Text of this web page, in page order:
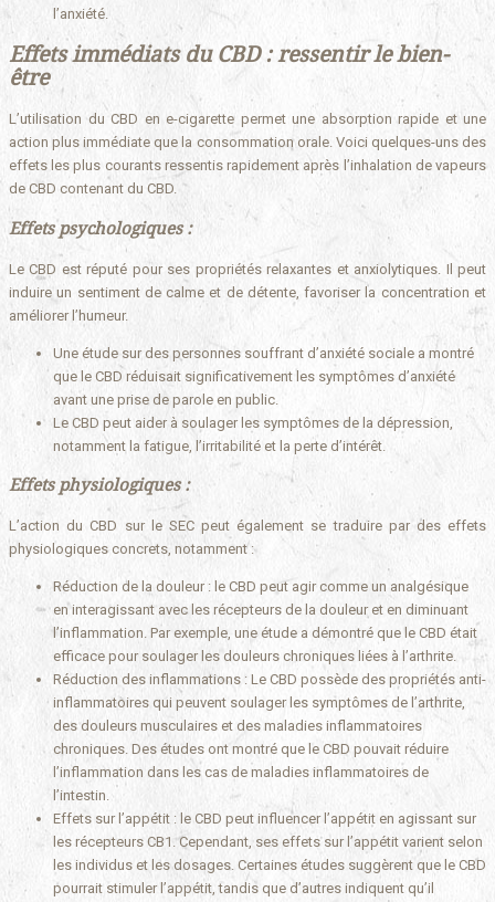
l’anxiété.
Effets immédiats du CBD : ressentir le bien-
être
L’utilisation du CBD en e-cigarette permet une absorption rapide et une
action plus immédiate que la consommation orale. Voici quelques-uns des
effets les plus courants ressentis rapidement après l’inhalation de vapeurs
de CBD contenant du CBD.
Effets psychologiques :
Le CBD est réputé pour ses propriétés relaxantes et anxiolytiques. Il peut
induire un sentiment de calme et de détente, favoriser la concentration et
améliorer l’humeur.
Une étude sur des personnes souffrant d’anxiété sociale a montré
que le CBD réduisait significativement les symptômes d’anxiété
avant une prise de parole en public.
Le CBD peut aider à soulager les symptômes de la dépression,
notamment la fatigue, l’irritabilité et la perte d’intérêt.
Effets physiologiques :
L’action du CBD sur le SEC peut également se traduire par des effets
physiologiques concrets, notamment :
Réduction de la douleur : le CBD peut agir comme un analgésique
en interagissant avec les récepteurs de la douleur et en diminuant
l’inflammation. Par exemple, une étude a démontré que le CBD était
efficace pour soulager les douleurs chroniques liées à l’arthrite.
Réduction des inflammations : Le CBD possède des propriétés anti-
inflammatoires qui peuvent soulager les symptômes de l’arthrite,
des douleurs musculaires et des maladies inflammatoires
chroniques. Des études ont montré que le CBD pouvait réduire
l’inflammation dans les cas de maladies inflammatoires de
l’intestin.
Effets sur l’appétit : le CBD peut influencer l’appétit en agissant sur
les récepteurs CB1. Cependant, ses effets sur l’appétit varient selon
les individus et les dosages. Certaines études suggèrent que le CBD
pourrait stimuler l’appétit, tandis que d’autres indiquent qu’il